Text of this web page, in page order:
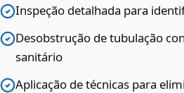
Inspeção detalhada para
Desobstrução de tubulação
sanitário
Aplicação de técnicas para